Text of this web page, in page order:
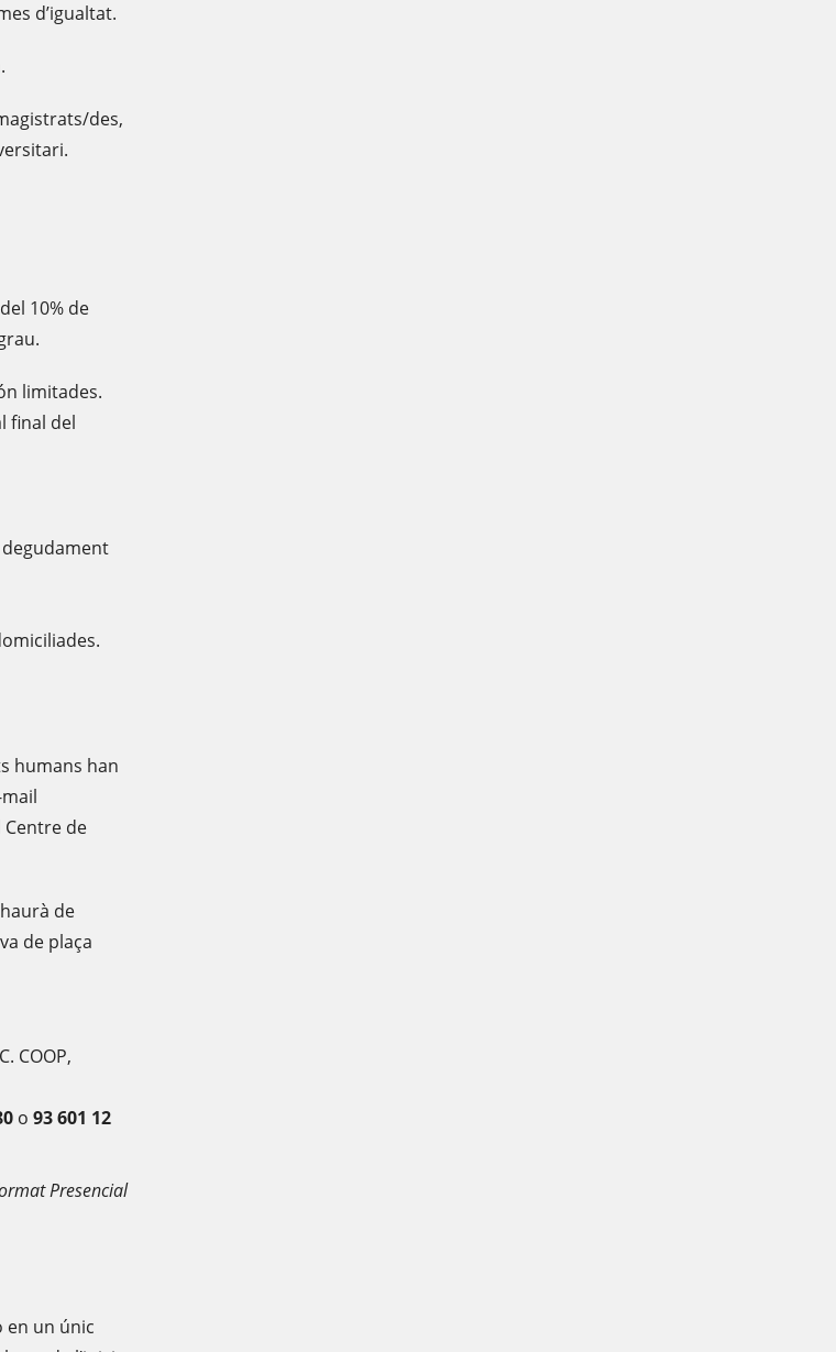
d’igualtat.
.
des,
10% de
limitades.
final del
humans han
de
de
de plaça
COOP,
o 93 601 12
Presencial
en un únic